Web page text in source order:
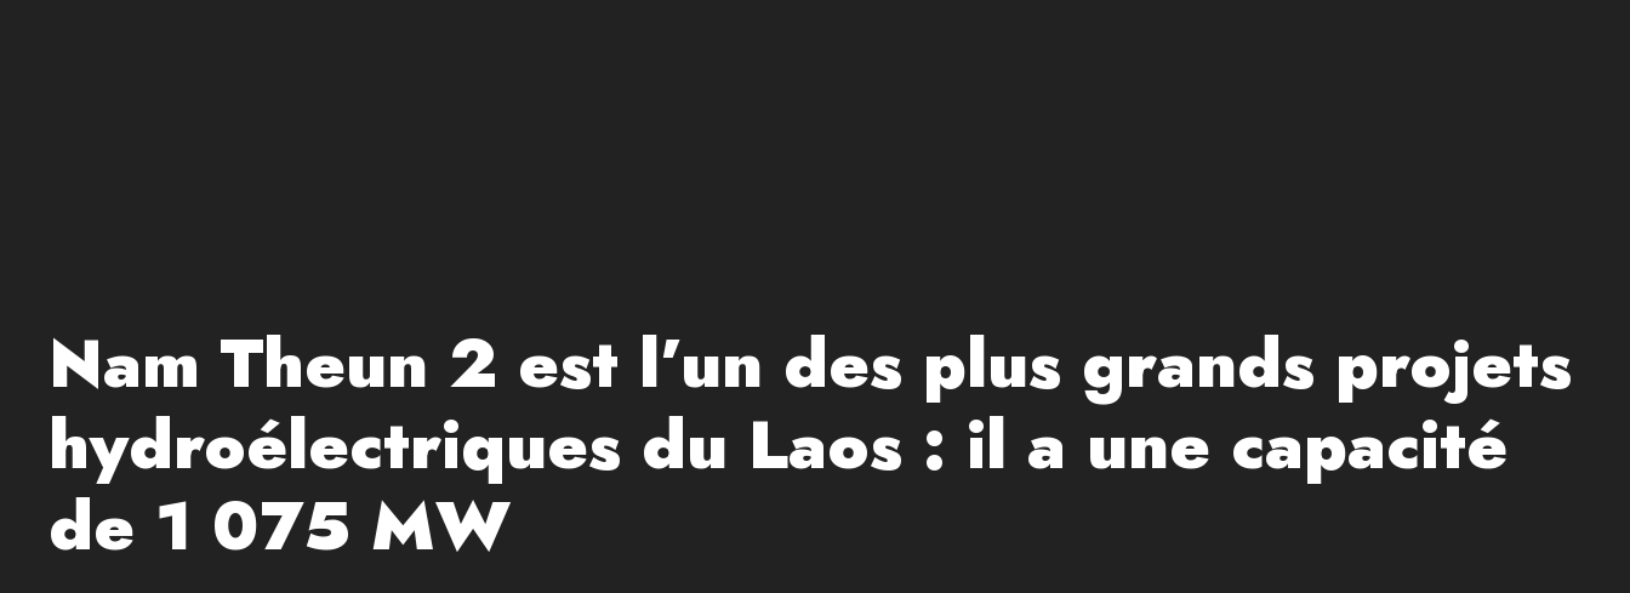
Nam Theun 2 est l’un des plus grands projets
hydroélectriques du Laos : il a une capacité
de 1 075 MW